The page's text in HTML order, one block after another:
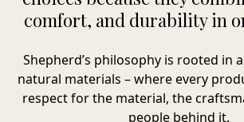
comfort, and durability in
Shepherd’s philosophy is rooted in
natural materials – where every
respect for the material, the
people behind it.